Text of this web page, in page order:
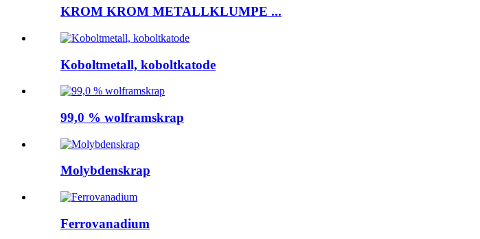
KROM KROM METALLKLUMPE ...
Koboltmetall, koboltkatode
99,0 % wolframskrap
Molybdenskrap
Ferrovanadium